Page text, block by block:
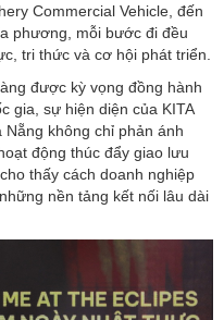
Commercial Vehicle, đến
phương, mỗi bước đi đều
tri thức và cơ hội phát triển.
được kỳ vọng đồng hành
gia, sự hiện diện của KITA
không chỉ phản ánh
động thúc đẩy giao lưu
thấy cách doanh nghiệp
nền tảng kết nối lâu dài